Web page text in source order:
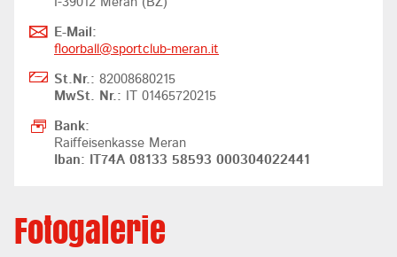
E-Mail:
floorball@sportclub-meran.it
St.Nr.: 82008680215
MwSt. Nr.:
IT 01465720215
Bank:
Raiffeisenkasse Meran
Iban: IT74A 08133 58593 000304022441
Fotogalerie